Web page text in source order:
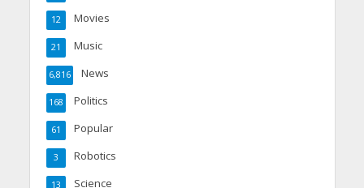
Movies
12
Music
21
News
6,816
Politics
168
Popular
61
Robotics
3
Science
13